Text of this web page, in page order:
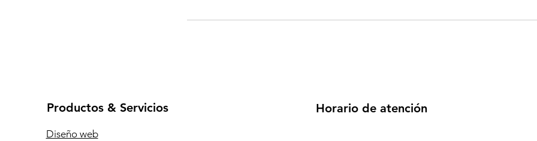
Productos & Servicios
Diseño web
Horario de atención